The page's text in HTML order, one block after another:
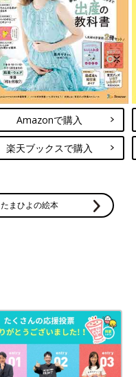
Amazonで購入
楽天ブックスで購入
たまひよの絵本